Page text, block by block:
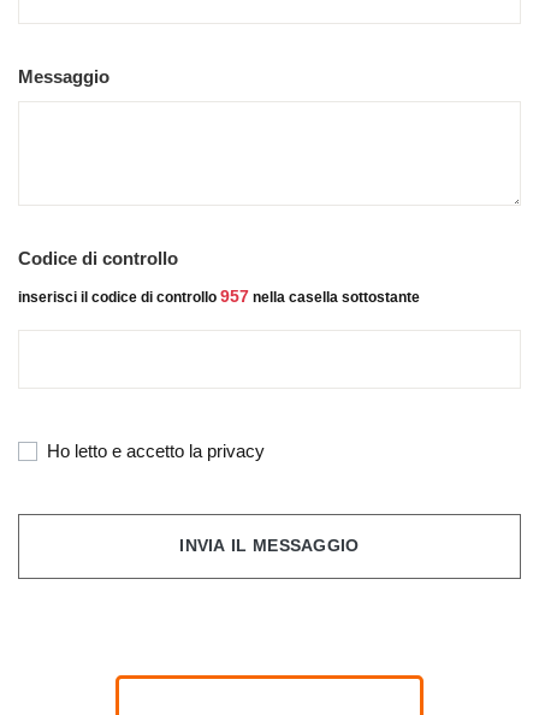
Messaggio
Codice di controllo
inserisci il codice di controllo 957 nella casella sottostante
Ho letto e accetto la privacy
INVIA IL MESSAGGIO